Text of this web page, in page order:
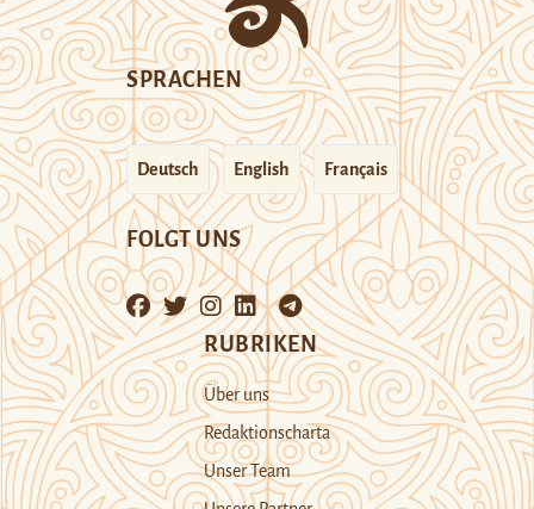
SPRACHEN
Deutsch English Français
FOLGT UNS
RUBRIKEN
Über uns
Redaktionscharta
Unser Team